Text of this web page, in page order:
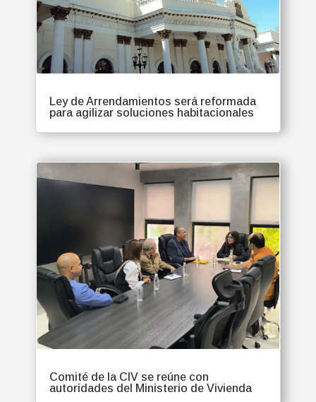
Ley de Arrendamientos será reformada
para agilizar soluciones habitacionales
Comité de la CIV se reúne con
autoridades del Ministerio de Vivienda